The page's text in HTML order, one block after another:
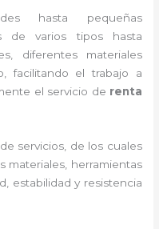
hasta pequeñas
de varios tipos hasta
diferentes materiales
facilitando el trabajo a
el servicio de renta
servicios, de los cuales
materiales, herramientas
estabilidad y resistencia